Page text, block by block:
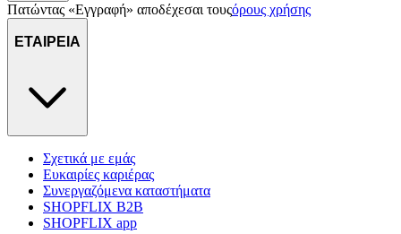
Πατώντας «Εγγραφή» αποδέχεσαι τουςόρους χρήσης
ΕΤΑΙΡΕΙΑ
Σχετικά με εμάς
Ευκαιρίες καριέρας
Συνεργαζόμενα καταστήματα
SHOPFLIX B2B
SHOPFLIX app